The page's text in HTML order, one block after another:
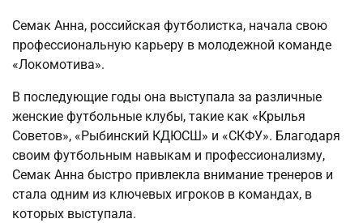
Семак Анна, российская футболистка, начала свою
профессиональную карьеру в молодежной команде
«Локомотива».
В последующие годы она выступала за различные
женские футбольные клубы, такие как «Крылья
Советов», «Рыбинский КДЮСШ» и «СКФУ». Благодаря
своим футбольным навыкам и профессионализму,
Семак Анна быстро привлекла внимание тренеров и
стала одним из ключевых игроков в командах, в
которых выступала.